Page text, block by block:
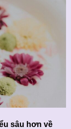
sâu hơn về